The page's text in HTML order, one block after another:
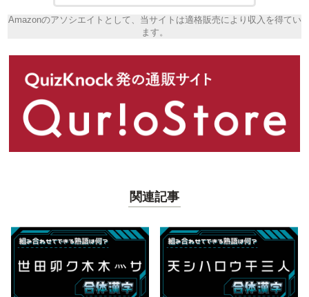
Amazonのアソシエイトとして、当サイトは適格販売により収入を得てい
ます。
関連記事